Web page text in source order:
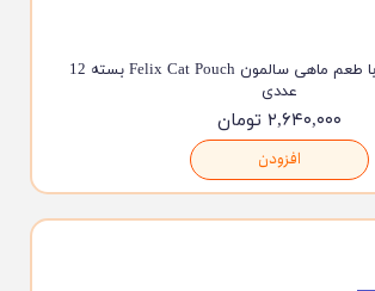
پوچ گربه فلیکس با طعم ماهی سالمون Felix Cat Pouch بسته 12
عددی
۲,۶۴۰,۰۰۰ تومان
افزودن